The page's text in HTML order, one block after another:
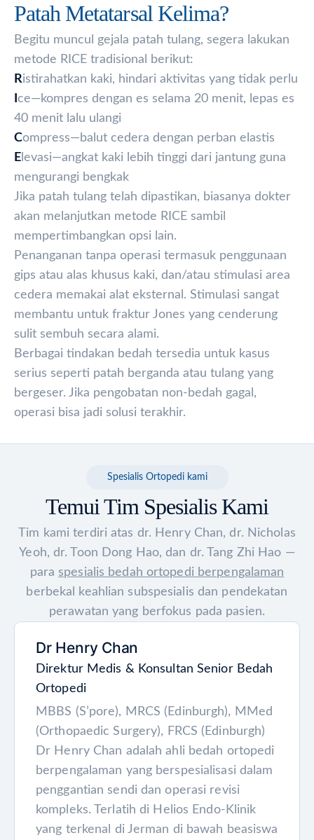
Patah Metatarsal Kelima?
Begitu muncul gejala patah tulang, segera lakukan
metode RICE tradisional berikut:
Ristirahatkan kaki, hindari aktivitas yang tidak perlu
ce—kompres dengan es selama 20 menit, lepas es
40 menit lalu ulangi
Compress—balut cedera dengan perban elastis
E levasi—angkat kaki lebih tinggi dari jantung guna
mengurangi bengkak
Jika patah tulang telah dipastikan, biasanya dokter
akan melanjutkan metode RICE sambil
mempertimbangkan opsi lain.
Penanganan tanpa operasi termasuk penggunaan
gips atau alas khusus kaki, dan/atau stimulasi area
cedera memakai alat eksternal. Stimulasi sangat
membantu untuk fraktur Jones yang cenderung
sulit sembuh secara alami.
Berbagai tindakan bedah tersedia untuk kasus
serius seperti patah berganda atau tulang yang
bergeser. Jika pengobatan non-bedah gagal,
operasi bisa jadi solusi terakhir.
Spesialis Ortopedi kami
Temui Tim Spesialis Kami
Tim kami terdiri atas dr. Henry Chan, dr. Nicholas
Yeoh, dr. Toon Dong Hao, dan dr. Tang Zhi Hao —
para spesialis bedah ortopedi berpengalaman
berbekal keahlian subspesialis dan pendekatan
perawatan yang berfokus pada pasien.
Dr Henry Chan
Direktur Medis & Konsultan Senior Bedah
Ortopedi
MBBS (S’pore), MRCS (Edinburgh), MMed
(Orthopaedic Surgery), FRCS (Edinburgh)
Dr Henry Chan adalah ahli bedah ortopedi
berpengalaman yang berspesialisasi dalam
penggantian sendi dan operasi revisi
kompleks. Terlatih di Helios Endo-Klinik
yang terkenal di Jerman di bawah beasiswa